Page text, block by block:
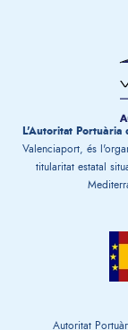
L'Autoritat Portuària
Valenciaport, és
titularitat estatal
Autoritat